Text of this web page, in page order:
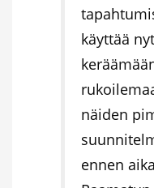
käyttää
näiden
ennen